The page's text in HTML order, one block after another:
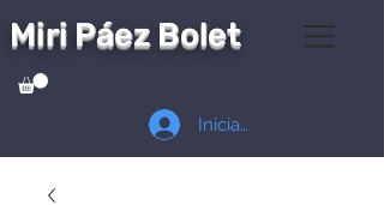
Miri Páez Bolet
Iniciar sesión